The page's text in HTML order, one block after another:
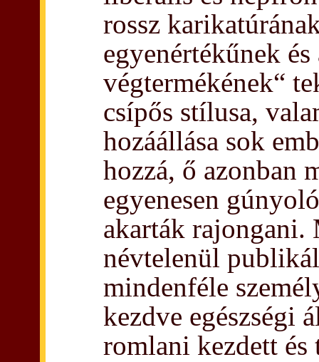
rossz
egyenértékűnek
végtermékének“
csípős stílusa,
hozáállása sok
hozzá, ő azonban
egyenesen
akarták
névtelenül
mindenféle
kezdve egészségi
romlani kezdett